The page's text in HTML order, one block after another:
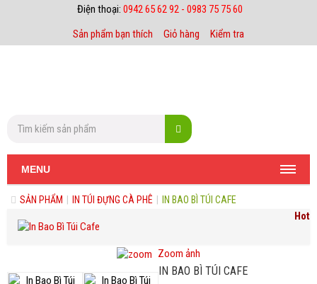
Điện thoại: 0942 65 62 92 - 0983 75 75 60
Sản phẩm bạn thích
Giỏ hàng Kiểm tra
MENU
SẢN PHẨM IN TÚI ĐỰNG CÀ PHÊ IN BAO BÌ TÚI CAFE
Hot
Zoom ảnh
IN BAO BÌ TÚI CAFE